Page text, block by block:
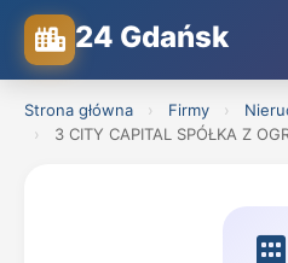
24 Gdańsk
Strona główna › Firmy ›
›
3 CITY CAPITAL SPÓŁKA Z